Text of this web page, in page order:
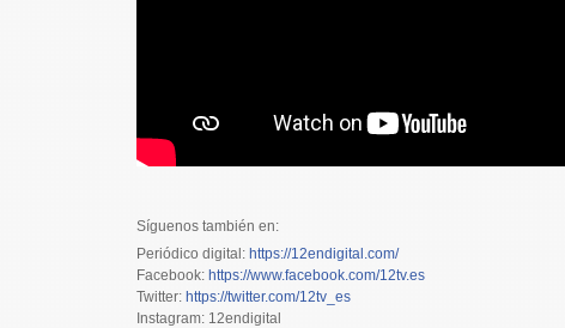
Síguenos también en:
Periódico digital: https://12endigital.com/
Facebook: https://www.facebook.com/12tv.es
Twitter: https://twitter.com/12tv_es
Instagram: 12endigital